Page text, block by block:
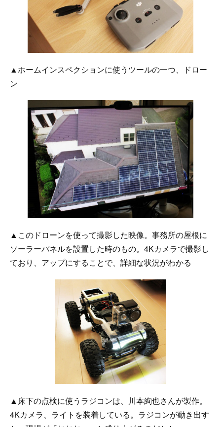
▲ホームインスペクションに使うツールの一つ、ドロー
ン
▲このドローンを使って撮影した映像。事務所の屋根に
ソーラーパネルを設置した時のもの。4Kカメラで撮影し
ており、アップにすることで、詳細な状況がわかる
▲床下の点検に使うラジコンは、川本絢也さんが製作。
4Kカメラ、ライトを装着している。ラジコンが動き出す